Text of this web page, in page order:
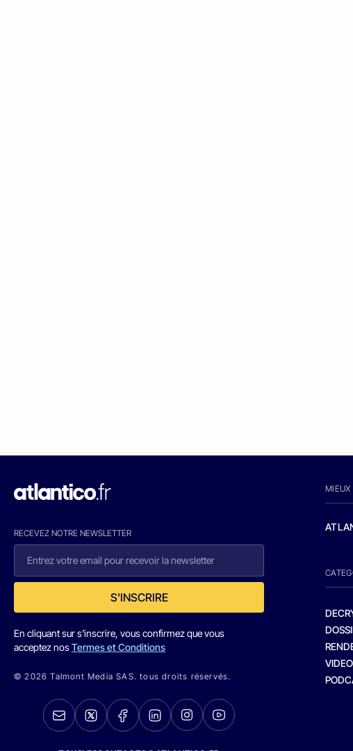
RECEVEZ NOTRE NEWSLETTER
S'INSCRIRE
En cliquant sur s'inscrire, vous confirmez que vous
acceptez nosTermes et Conditions
© 2026 Talmont Media SAS. tous droits réservés.
MIEUX